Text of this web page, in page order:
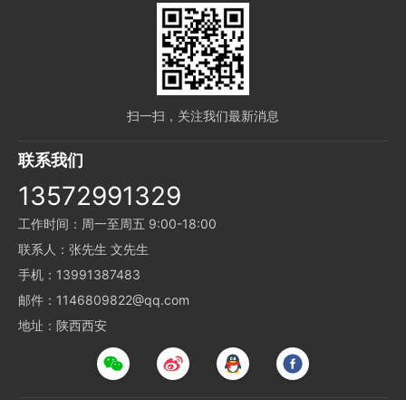
扫一扫，关注我们最新消息
联系我们
13572991329
工作时间：周一至周五 9:00-18:00
联系人：张先生 文先生
手机：13991387483
邮件：1146809822@qq.com
地址：陕西西安